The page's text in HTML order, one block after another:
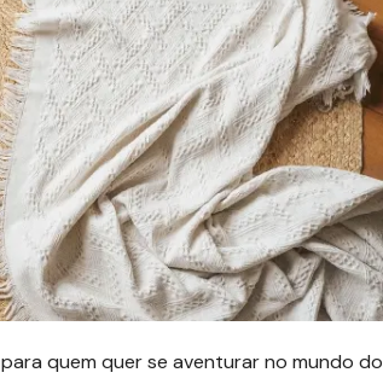
quem quer se aventurar no mundo do